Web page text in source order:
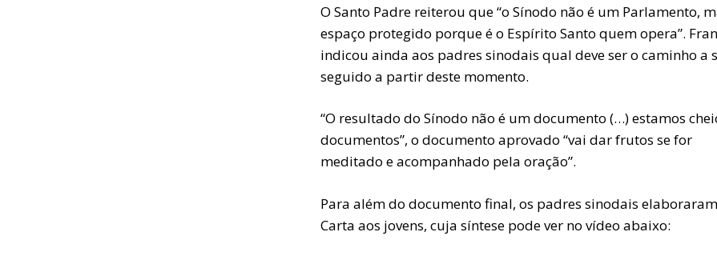
O Santo Padre reiterou que “o Sínodo não é um Parlamento,
espaço protegido porque é o Espírito Santo quem opera”.
indicou ainda aos padres sinodais qual deve ser o caminho a
seguido a partir deste momento.
“O resultado do Sínodo não é um documento (…) estamos
documentos”, o documento aprovado “vai dar frutos se for
meditado e acompanhado pela oração”.
Para além do documento final, os padres sinodais
Carta aos jovens, cuja síntese pode ver no vídeo abaixo: